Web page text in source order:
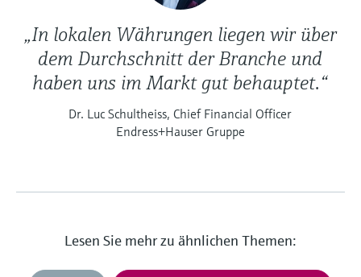
„In lokalen Währungen liegen wir über
dem Durchschnitt der Branche und
haben uns im Markt gut behauptet.“
Dr. Luc Schultheiss, Chief Financial Officer
Endress+Hauser Gruppe
Lesen Sie mehr zu ähnlichen Themen: